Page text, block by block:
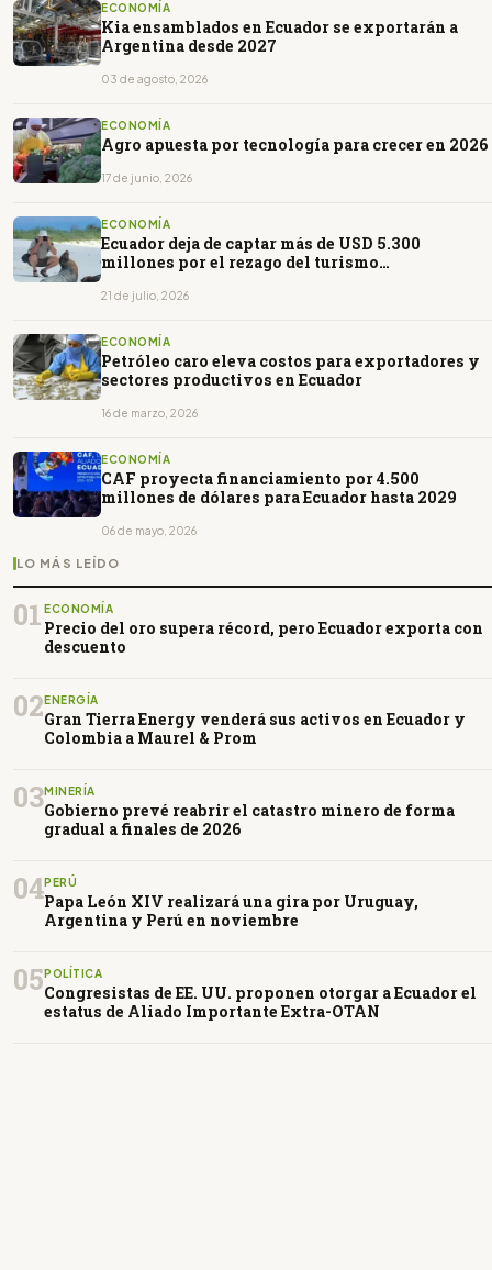
ECONOMÍA
Kia ensamblados en Ecuador se exportarán a
Argentina desde 2027
03 de agosto, 2026
ECONOMÍA
Agro apuesta por tecnología para crecer en 2026
17 de junio, 2026
ECONOMÍA
Ecuador deja de captar más de USD 5.300
millones por el rezago del turismo
21 de julio, 2026
ECONOMÍA
Petróleo caro eleva costos para exportadores y
sectores productivos en Ecuador
16 de marzo, 2026
ECONOMÍA
CAF proyecta financiamiento por 4.500
millones de dólares para Ecuador hasta 2029
06 de mayo, 2026
LO MÁS LEÍDO
01 ECONOMÍA
Precio del oro supera récord, pero Ecuador exporta con
descuento
02 ENERGÍA
Gran Tierra Energy venderá sus activos en Ecuador y
Colombia a Maurel & Prom
03MINERÍA
Gobierno prevé reabrir el catastro minero de forma
gradual a finales de 2026
04PERÚ
Papa León XIV realizará una gira por Uruguay,
Argentina y Perú en noviembre
05 POLÍTICA
Congresistas de EE. UU. proponen otorgar a Ecuador el
estatus de Aliado Importante Extra-OTAN